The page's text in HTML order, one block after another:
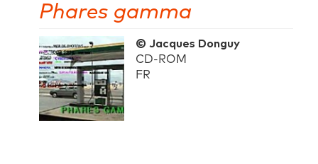
Phares gamma
© Jacques Donguy
CD-ROM
FR